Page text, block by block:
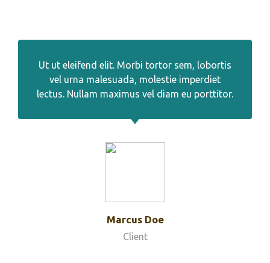
Ut ut eleifend elit. Morbi tortor sem, lobortis
vel urna malesuada, molestie imperdiet
lectus. Nullam maximus vel diam eu porttitor.
Marcus Doe
Client